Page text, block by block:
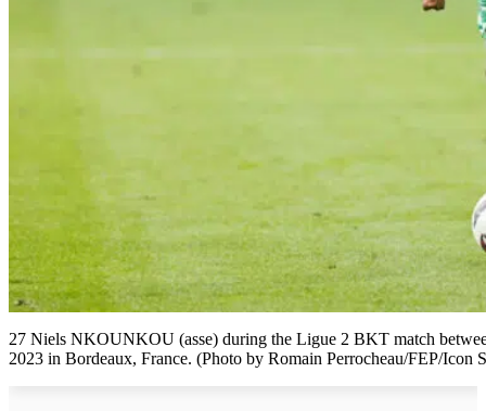
27 Niels NKOUNKOU (asse) during the Ligue 2 BKT match
2023 in Bordeaux, France. (Photo by Romain Perrocheau/FEP/Icon